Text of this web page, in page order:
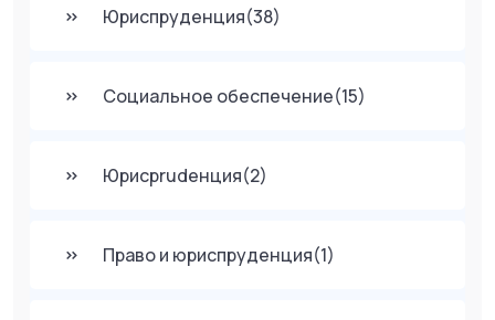
Юриспруденция(38)
Социальное обеспечение(15)
Юрисprudенция(2)
Право и юриспруденция(1)